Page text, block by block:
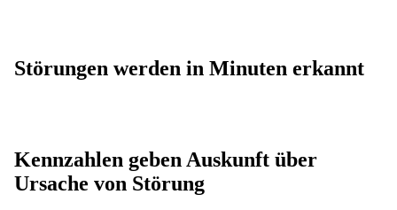
Störungen werden in Minuten erkannt
Kennzahlen geben Auskunft über
Ursache von Störung